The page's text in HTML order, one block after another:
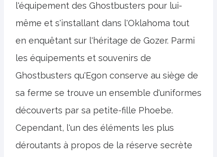
l'équipement des Ghostbusters pour lui-
même et s'installant dans l'Oklahoma tout
en enquêtant sur l'héritage de Gozer. Parmi
les équipements et souvenirs de
Ghostbusters qu'Egon conserve au siège de
sa ferme se trouve un ensemble d'uniformes
découverts par sa petite-fille Phoebe.
Cependant, l'un des éléments les plus
déroutants à propos de la réserve secrète